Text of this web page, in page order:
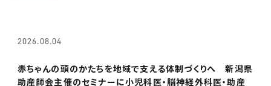
2026.08.04
赤ちゃんの頭のかたちを地域で支える体制づくりへ 新潟県
助産師会主催のセミナーに小児科医・脳神経外科医・助産